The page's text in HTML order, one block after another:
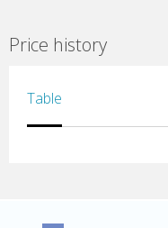
Price history
Table